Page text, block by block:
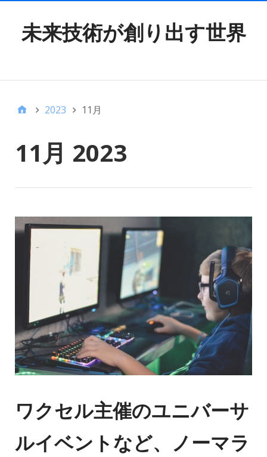
未来技術が創り出す世界
2023 11月
11月 2023
ワクセル主催のユニバーサ
ルイベントなど、ノーマラ